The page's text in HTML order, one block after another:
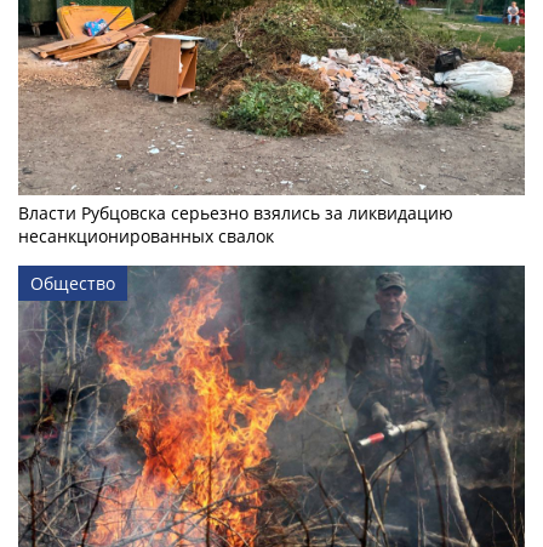
Власти Рубцовска серьезно взялись за ликвидацию
несанкционированных свалок
Общество